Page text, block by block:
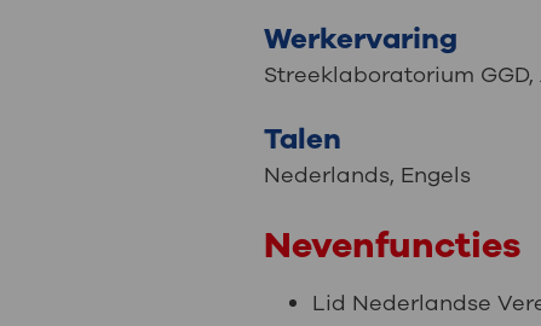
Werkervaring
Streeklaboratorium
Talen
Nederlands, Engels
Nevenfuncties
Lid Nederlandse